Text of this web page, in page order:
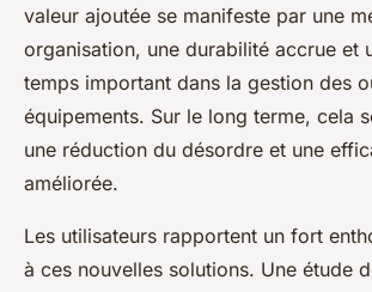
valeur ajoutée se manifeste par une
organisation, une durabilité accrue et
temps important dans la gestion des
équipements. Sur le long terme, cela
une réduction du désordre et une
améliorée.
Les utilisateurs rapportent un fort
à ces nouvelles solutions. Une étude